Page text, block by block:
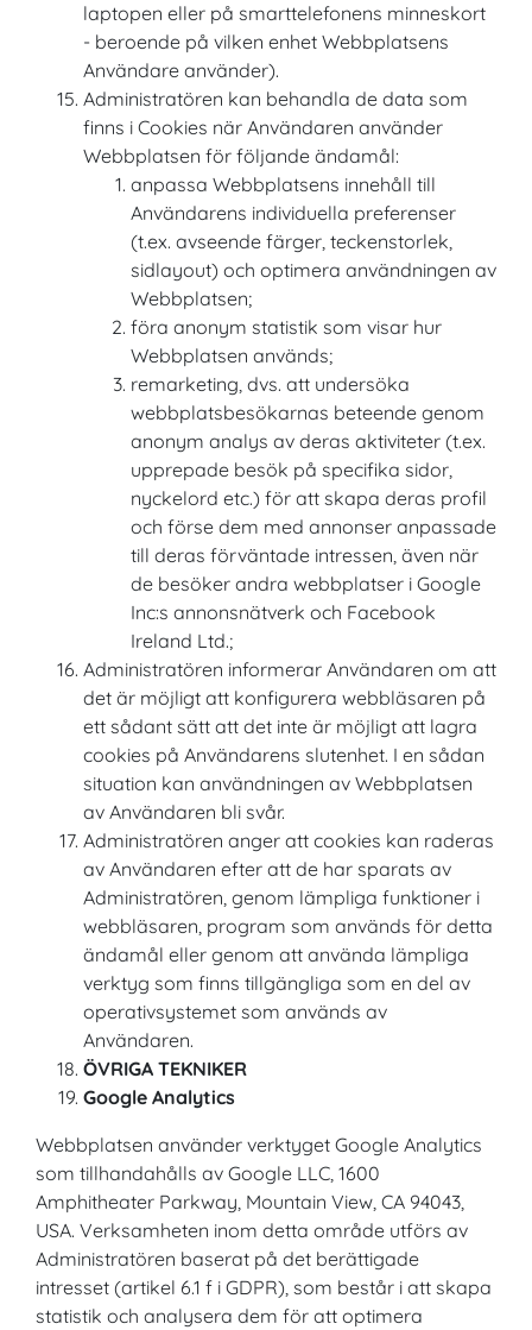
laptopen eller på smarttelefonens minneskort
- beroende på vilken enhet Webbplatsens
Användare använder).
Administratören kan behandla de data som
finns i Cookies när Användaren använder
Webbplatsen för följande ändamål:
anpassa Webbplatsens innehåll till
Användarens individuella preferenser
(t.ex. avseende färger, teckenstorlek,
sidlayout) och optimera användningen av
Webbplatsen;
föra anonym statistik som visar hur
Webbplatsen används;
remarketing, dvs. att undersöka
webbplatsbesökarnas beteende genom
anonym analys av deras aktiviteter (t.ex.
upprepade besök på specifika sidor,
nyckelord etc.) för att skapa deras profil
och förse dem med annonser anpassade
till deras förväntade intressen, även när
de besöker andra webbplatser i Google
Inc:s annonsnätverk och Facebook
Ireland Ltd.;
Administratören informerar Användaren om att
det är möjligt att konfigurera webbläsaren på
ett sådant sätt att det inte är möjligt att lagra
cookies på Användarens slutenhet. I en sådan
situation kan användningen av Webbplatsen
av Användaren bli svår.
Administratören anger att cookies kan raderas
av Användaren efter att de har sparats av
Administratören, genom lämpliga funktioner i
webbläsaren, program som används för detta
ändamål eller genom att använda lämpliga
verktyg som finns tillgängliga som en del av
operativsystemet som används av
Användaren.
ÖVRIGA TEKNIKER
Google Analytics
Webbplatsen använder verktyget Google Analytics
som tillhandahålls av Google LLC, 1600
Amphitheater Parkway, Mountain View, CA 94043,
USA. Verksamheten inom detta område utförs av
Administratören baserat på det berättigade
intresset (artikel 6.1 f i GDPR), som består i att skapa
statistik och analysera dem för att optimera